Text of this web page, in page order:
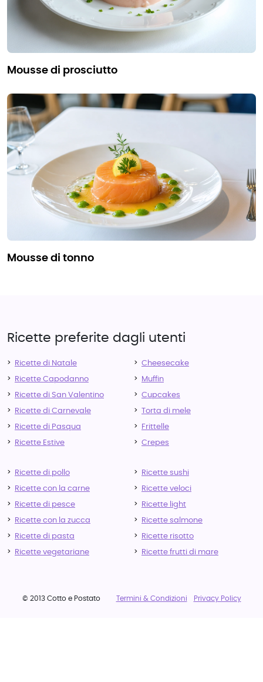
mousse di prosciutto
mousse di tonno
Ricette preferite dagli utenti
Ricette di Natale
Ricette Capodanno
Ricette di San Valentino
Ricette di Carnevale
Ricette di Pasqua
Ricette Estive
Cheesecake
Muffin
Cupcakes
Torta di mele
Frittelle
Crepes
Ricette di pollo
Ricette con la carne
Ricette di pesce
Ricette con la zucca
Ricette di pasta
Ricette vegetariane
Ricette sushi
Ricette veloci
Ricette light
Ricette salmone
Ricette risotto
Ricette frutti di mare
© 2013 Cotto e Postato Termini & Condizioni Privacy Policy